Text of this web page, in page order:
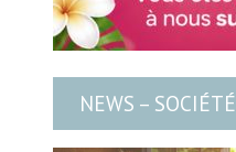
NEWS – SOCIÉTÉ